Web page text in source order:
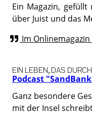
Ein Magazin,
über Juist und das
Im
Podcast
EIN LEBEN, DAS
Ganz besondere
mit der Insel